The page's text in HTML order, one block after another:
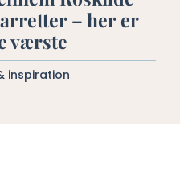
– her er
værste
inspiration